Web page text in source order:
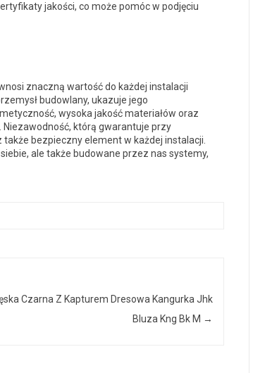
jakości, co może pomóc w podjęciu
znaczną wartość do każdej instalacji
budowlany, ukazuje jego
wysoka jakość materiałów oraz
Niezawodność, którą gwarantuje przy
bezpieczny element w każdej instalacji.
ale także budowane przez nas systemy,
Czarna Z Kapturem Dresowa Kangurka Jhk
Bluza Kng Bk M →